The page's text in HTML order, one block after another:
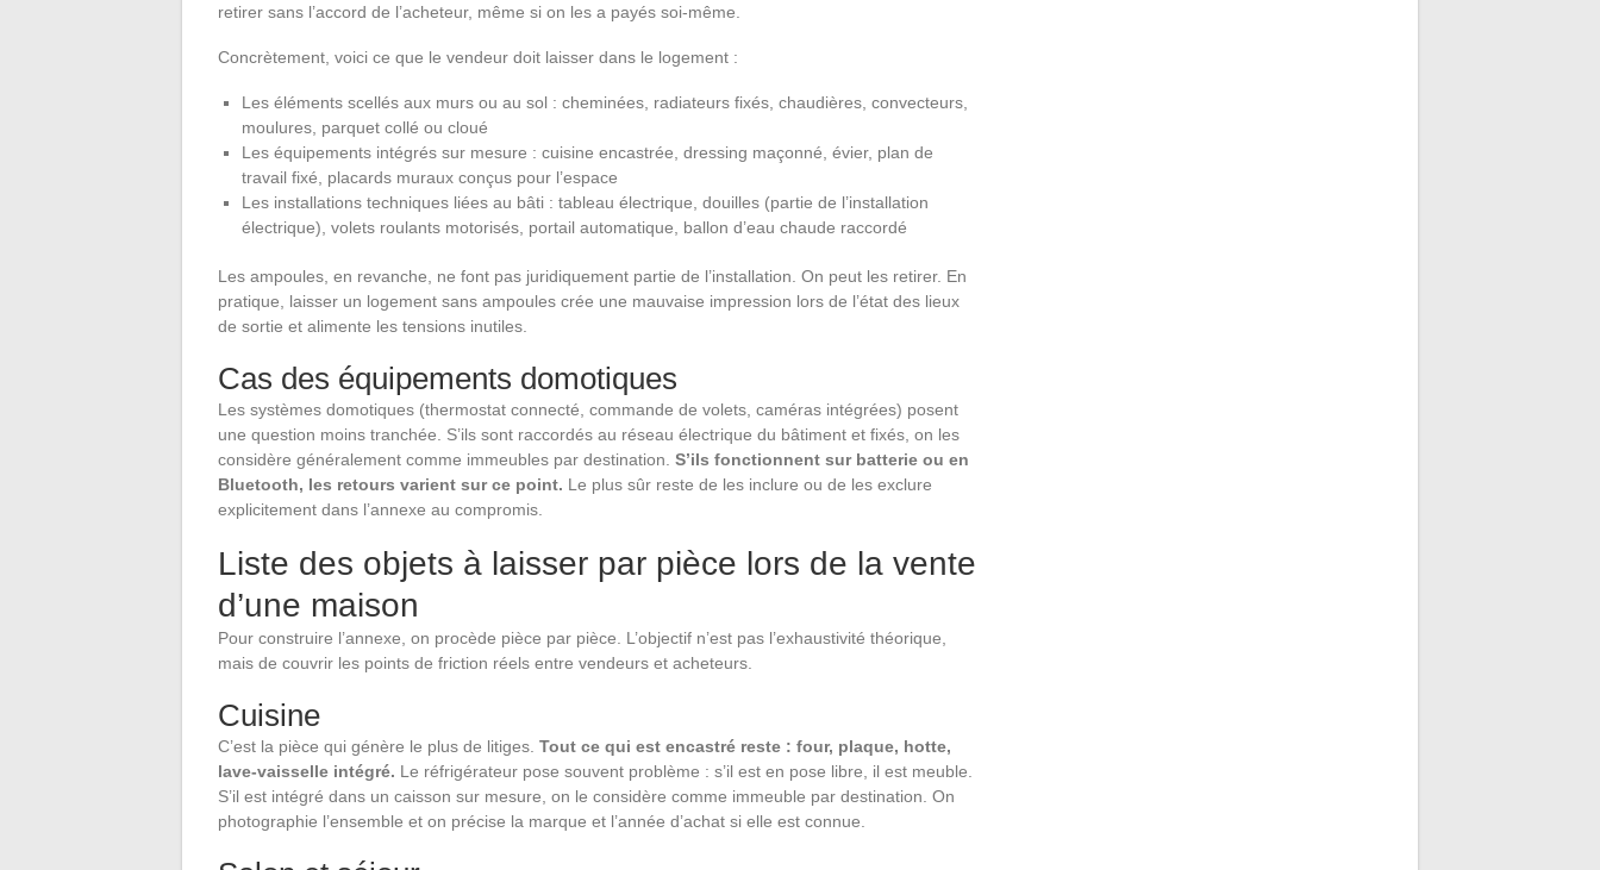
retirer sans l’accord de l’acheteur, même si on les a payés soi-même.
Concrètement, voici ce que le vendeur doit laisser dans le logement :
Les éléments scellés aux murs ou au sol : cheminées, radiateurs fixés, chaudières, convecteurs,
moulures, parquet collé ou cloué
Les équipements intégrés sur mesure : cuisine encastrée, dressing maçonné, évier, plan de
travail fixé, placards muraux conçus pour l’espace
Les installations techniques liées au bâti : tableau électrique, douilles (partie de l’installation
électrique), volets roulants motorisés, portail automatique, ballon d’eau chaude raccordé
Les ampoules, en revanche, ne font pas juridiquement partie de l’installation. On peut les retirer. En
pratique, laisser un logement sans ampoules crée une mauvaise impression lors de l’état des lieux
de sortie et alimente les tensions inutiles.
Cas des équipements domotiques
Les systèmes domotiques (thermostat connecté, commande de volets, caméras intégrées) posent
une question moins tranchée. S’ils sont raccordés au réseau électrique du bâtiment et fixés, on les
considère généralement comme immeubles par destination. S’ils fonctionnent sur batterie ou en
Bluetooth, les retours varient sur ce point. Le plus sûr reste de les inclure ou de les exclure
explicitement dans l’annexe au compromis.
Liste des objets à laisser par pièce lors de la vente
d’une maison
Pour construire l’annexe, on procède pièce par pièce. L’objectif n’est pas l’exhaustivité théorique,
mais de couvrir les points de friction réels entre vendeurs et acheteurs.
Cuisine
C’est la pièce qui génère le plus de litiges. Tout ce qui est encastré reste : four, plaque, hotte,
lave-vaisselle intégré. Le réfrigérateur pose souvent problème : s’il est en pose libre, il est meuble.
S’il est intégré dans un caisson sur mesure, on le considère comme immeuble par destination. On
photographie l’ensemble et on précise la marque et l’année d’achat si elle est connue.